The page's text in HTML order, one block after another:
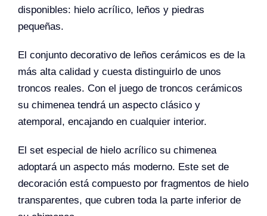
disponibles: hielo acrílico, leños y piedras
pequeñas.
El conjunto decorativo de leños cerámicos es de la
más alta calidad y cuesta distinguirlo de unos
troncos reales. Con el juego de troncos cerámicos
su chimenea tendrá un aspecto clásico y
atemporal, encajando en cualquier interior.
El set especial de hielo acrílico su chimenea
adoptará un aspecto más moderno. Este set de
decoración está compuesto por fragmentos de hielo
transparentes, que cubren toda la parte inferior de